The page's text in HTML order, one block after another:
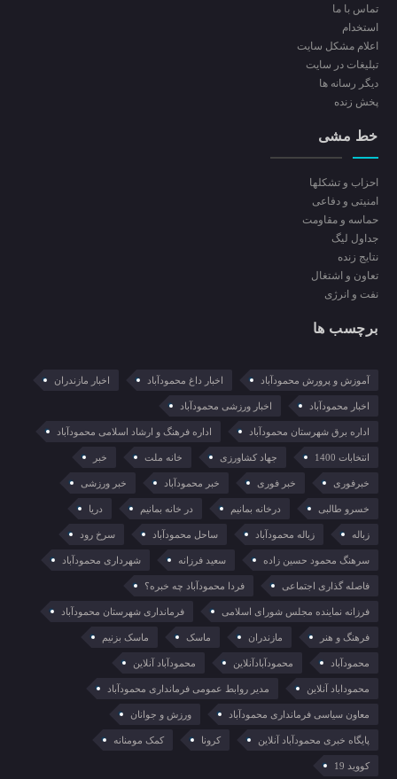
تماس با ما
استخدام
اعلام مشکل سایت
تبلیغات در سایت
ديگر رسانه ها
پخش زنده
خط مشی
احزاب و تشکلها
امنیتی و دفاعی
حماسه و مقاومت
جداول لیگ
نتایج زنده
تعاون و اشتغال
نفت و انرژی
برچسب ها
آموزش و پرورش محمودآباد اخبار داغ محمودآباد اخبار مازندران
اخبار محمودآباد اخبار ورزشی محمودآباد
اداره برق شهرستان محمودآباد اداره فرهنگ و ارشاد اسلامی محمودآباد
انتخابات 1400 جهاد کشاورزی خانه ملت خبر
خبرفوری خبر فوری خبر محمودآباد خبر ورزشی
خسرو طالبی درخانه بمانیم در خانه بمانیم دریا
زباله زباله محمودآباد ساحل محمودآباد سرخ رود
سرهنگ محمود حسین زاده سعید فرزانه شهرداری محمودآباد
فاصله گذاری اجتماعی فردا محمودآباد چه خبره؟
فرزانه نماینده مجلس شورای اسلامی فرمانداری شهرستان محمودآباد
فرهنگ و هنر مازندران ماسک ماسک بزنیم
محمودآباد محمودآبادآنلاین محمودآباد آنلاین
محموداباد آنلاین مدیر روابط عمومی فرمانداری محمودآباد
معاون سیاسی فرمانداری محمودآباد ورزش و جوانان
پایگاه خبری محمودآباد آنلاین کرونا کمک مومنانه
کووید 19